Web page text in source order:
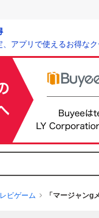
、アプリで使えるお得な
ビゲーム 「マージャンg